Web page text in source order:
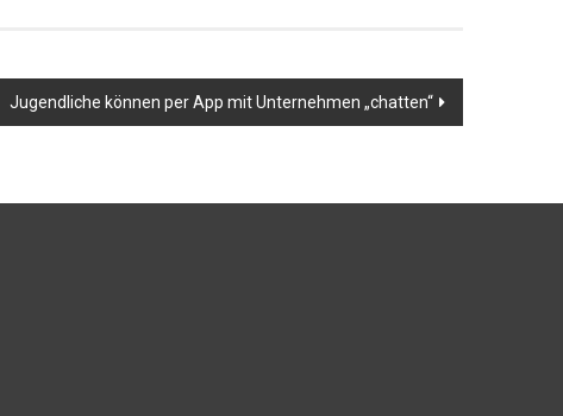
Jugendliche können per App mit Unternehmen „chatten“